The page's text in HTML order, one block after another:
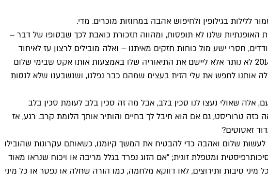
בגילופין ולחיפוש אהבה במחוזות מוכרים. מדי.
שלנו לא תופסות, ומהווה תזכורת כואבת לכך שבסופו של דבר –
חסרי ישע מול כוחות חזקים מאיתנו – ואלה מובילים לרצון עז לאיחוד
מנחם עם כתף חמה. הפילוסוף והפסיכואנליטיקן אריך פרום בנה על ההבנה הזאת קריירה שלמה, ולרווקים של קיץ 2014 לא נותר אלא ליישם את התיאוריה שלו באמצעות אותו אקט שבימי שלום
אותנו לחפש את עלי הזית בעצים שמהם כבר נפלנו, ושנשבענו שלא לנסות
אלה שאולי נעצו לנו סכין בלב, אבל מה זה סכין בלב לעומת סכין בלב
טרוריסט, גם אם הוא חיבל לך בחיים והותיר אותך הלומת קרב. רגע, אז
זאטוטים?
שלום ואהבה כדי להבטיח את המשך קיומנו, כשאותם עקרונות שהובילו
ומטפלת זוגית; "אם הזוג נפרד בגלל מריבה או ויכוח שנראו מאוד
סיבות ותירוצים, לאו דווקא מלחמה, כמו הורה שחלה או נפטר או כל מיני